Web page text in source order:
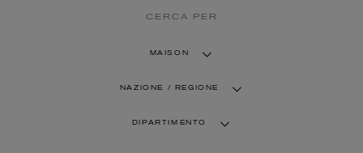
CERCA PER
MAISON
NAZIONE / REGIONE
DIPARTIMENTO